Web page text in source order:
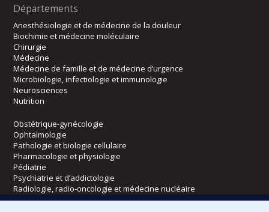
Départements
Anesthésiologie et de médecine de la douleur
Biochimie et médecine moléculaire
Chirurgie
Médecine
Médecine de famille et de médecine d’urgence
Microbiologie, infectiologie et immunologie
Neurosciences
Nutrition
Obstétrique-gynécologie
Ophtalmologie
Pathologie et biologie cellulaire
Pharmacologie et physiologie
Pédiatrie
Psychiatrie et d’addictologie
Radiologie, radio-oncologie et médecine nucléaire